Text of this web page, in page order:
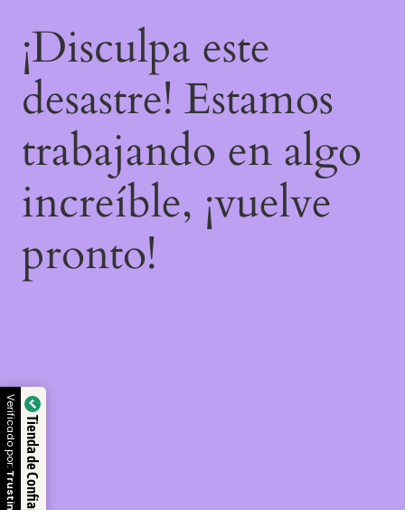
¡Disculpa este
desastre! Estamos
trabajando en algo
increíble, ¡vuelve
pronto!
Tienda de Confianza
Verificado por: